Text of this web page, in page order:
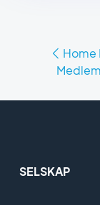
Home
SELSKAP